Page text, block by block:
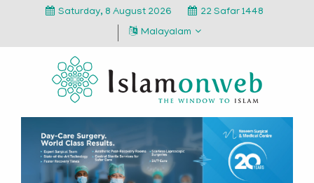
Saturday, 8 August 2026
22 Safar 1448
Malayalam